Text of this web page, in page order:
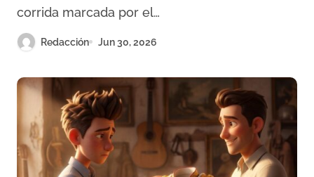
Barrio”
corrida marcada por el…
Redacción Jun 30, 2026